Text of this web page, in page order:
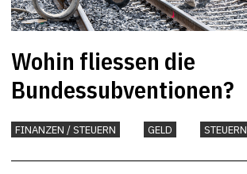
Wohin fliessen die
Bundessubventionen?
FINANZEN / STEUERN GELD STEUERN